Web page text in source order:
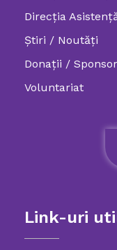
Direcția
Știri / Noutăți
Donații /
Voluntariat
Link-uri